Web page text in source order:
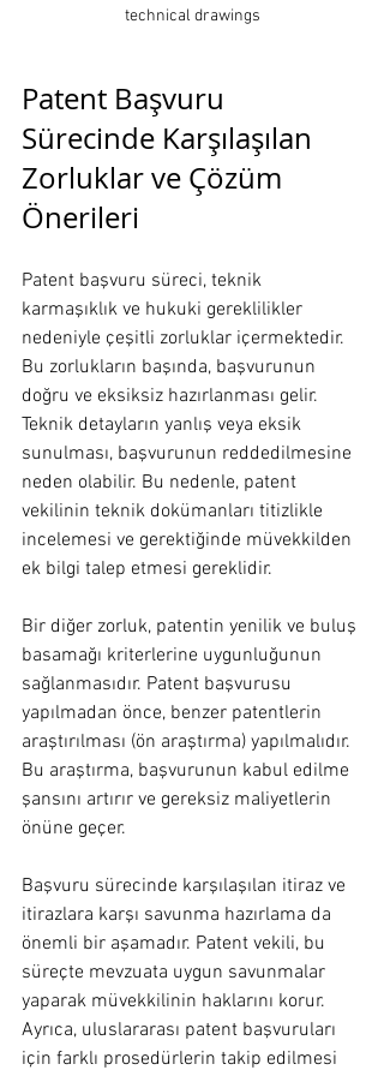
technical drawings
Patent Başvuru
Sürecinde Karşılaşılan
Zorluklar ve Çözüm
Önerileri
Patent başvuru süreci, teknik
karmaşıklık ve hukuki gereklilikler
nedeniyle çeşitli zorluklar içermektedir.
Bu zorlukların başında, başvurunun
doğru ve eksiksiz hazırlanması gelir.
Teknik detayların yanlış veya eksik
sunulması, başvurunun reddedilmesine
neden olabilir. Bu nedenle, patent
vekilinin teknik dokümanları titizlikle
incelemesi ve gerektiğinde müvekkilden
ek bilgi talep etmesi gereklidir.
Bir diğer zorluk, patentin yenilik ve buluş
basamağı kriterlerine uygunluğunun
sağlanmasıdır. Patent başvurusu
yapılmadan önce, benzer patentlerin
araştırılması (ön araştırma) yapılmalıdır.
Bu araştırma, başvurunun kabul edilme
şansını artırır ve gereksiz maliyetlerin
önüne geçer.
Başvuru sürecinde karşılaşılan itiraz ve
itirazlara karşı savunma hazırlama da
önemli bir aşamadır. Patent vekili, bu
süreçte mevzuata uygun savunmalar
yaparak müvekkilinin haklarını korur.
Ayrıca, uluslararası patent başvuruları
için farklı prosedürlerin takip edilmesi